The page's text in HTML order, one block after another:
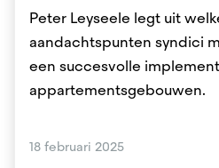
Peter Leyseele legt uit
aandachtspunten syndici
een succesvolle
appartementsgebouwen.
18 februari 2025